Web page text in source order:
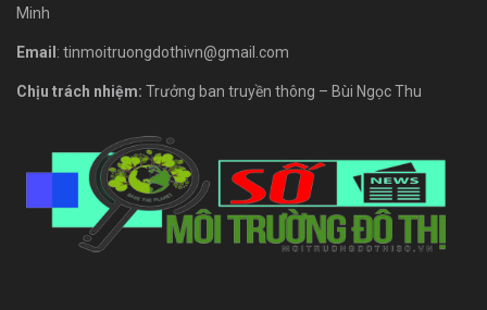
Minh
Email : tinmoitruongdothivn@gmail.com
Chịu trách nhiệm: Trưởng ban truyền thông – Bùi Ngọc Thu